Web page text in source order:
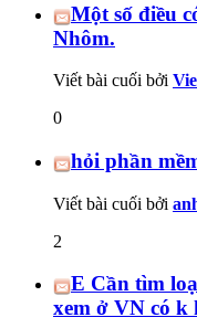
Một số điều
Nhôm.
Viết bài cuối bởi
0
hỏi phần
Viết bài cuối bởi
2
E Cần tìm
xem ở VN có k